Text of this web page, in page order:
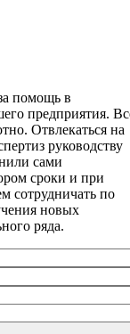
помощь в
предприятия.
Отвлекаться на
руководству
сами
сроки и при
сотрудничать по
новых
ряда.